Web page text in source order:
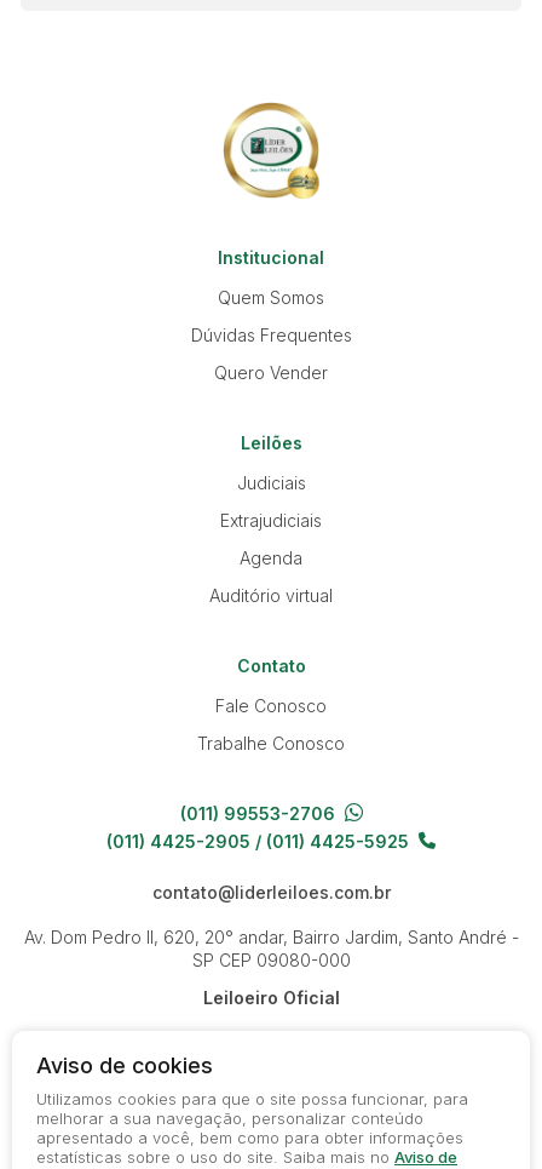
Institucional
Quem Somos
Dúvidas Frequentes
Quero Vender
Leilões
Judiciais
Extrajudiciais
Agenda
Auditório virtual
Contato
Fale Conosco
Trabalhe Conosco
(011) 99553-2706
(011) 4425-2905 / (011) 4425-5925
contato@liderleiloes.com.br
Av. Dom Pedro II, 620, 20° andar, Bairro Jardim, Santo André -
SP CEP 09080-000
Leiloeiro Oficial
© 2026-present - Todos os direitos reservados
Aviso de cookies
Utilizamos cookies para que o site possa funcionar, para
melhorar a sua navegação, personalizar conteúdo
apresentado a você, bem como para obter informações
estatísticas sobre o uso do site. Saiba mais no Aviso de